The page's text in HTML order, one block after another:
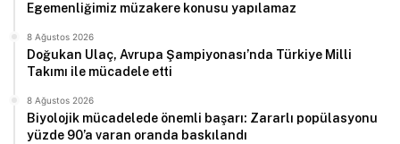
Egemenliğimiz müzakere konusu yapılamaz
8 Ağustos 2026
Doğukan Ulaç, Avrupa Şampiyonası’nda Türkiye Milli
Takımı ile mücadele etti
8 Ağustos 2026
Biyolojik mücadelede önemli başarı: Zararlı popülasyonu
yüzde 90’a varan oranda baskılandı